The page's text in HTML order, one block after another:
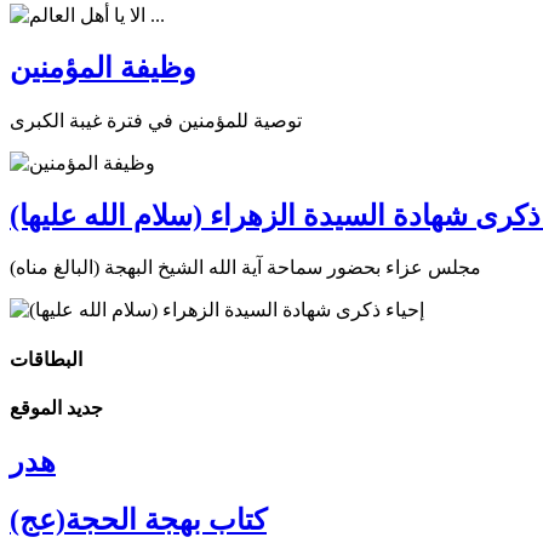
وظيفة المؤمنين
توصية للمؤمنين في فترة غيبة الكبرى
ذكرى شهادة السيدة الزهراء (سلام الله عليها)
مجلس عزاء بحضور سماحة آية الله الشيخ البهجة (البالغ مناه)
البطاقات
جديد الموقع
هدر
كتاب بهجة الحجة(عج)